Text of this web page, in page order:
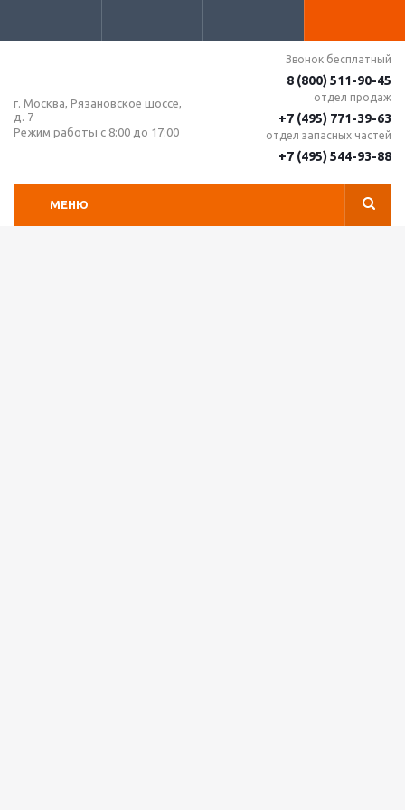
г. Москва, Рязановское шоссе,
д. 7
Режим работы с 8:00 до 17:00
Звонок бесплатный
8 (800) 511-90-45
отдел продаж
+7 (495) 771-39-63
отдел запасных частей
+7 (495) 544-93-88
МЕНЮ